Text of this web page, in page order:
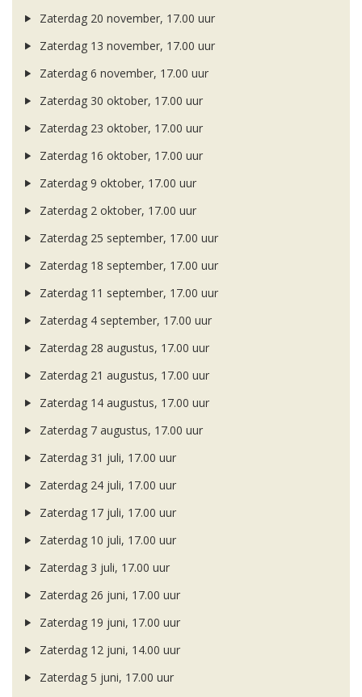
Zaterdag 20 november, 17.00 uur
Zaterdag 13 november, 17.00 uur
Zaterdag 6 november, 17.00 uur
Zaterdag 30 oktober, 17.00 uur
Zaterdag 23 oktober, 17.00 uur
Zaterdag 16 oktober, 17.00 uur
Zaterdag 9 oktober, 17.00 uur
Zaterdag 2 oktober, 17.00 uur
Zaterdag 25 september, 17.00 uur
Zaterdag 18 september, 17.00 uur
Zaterdag 11 september, 17.00 uur
Zaterdag 4 september, 17.00 uur
Zaterdag 28 augustus, 17.00 uur
Zaterdag 21 augustus, 17.00 uur
Zaterdag 14 augustus, 17.00 uur
Zaterdag 7 augustus, 17.00 uur
Zaterdag 31 juli, 17.00 uur
Zaterdag 24 juli, 17.00 uur
Zaterdag 17 juli, 17.00 uur
Zaterdag 10 juli, 17.00 uur
Zaterdag 3 juli, 17.00 uur
Zaterdag 26 juni, 17.00 uur
Zaterdag 19 juni, 17.00 uur
Zaterdag 12 juni, 14.00 uur
Zaterdag 5 juni, 17.00 uur